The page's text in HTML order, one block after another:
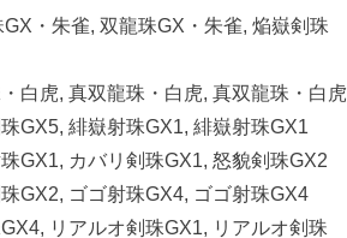
双龍珠GX・朱雀, 焔嶽剣珠
, 真双龍珠・白虎, 真双龍珠・白虎
緋嶽射珠GX1, 緋嶽射珠GX1
カバリ剣珠GX1, 怒貌剣珠GX2
ゴゴ射珠GX4, ゴゴ射珠GX4
リアルオ剣珠GX1, リアルオ剣珠